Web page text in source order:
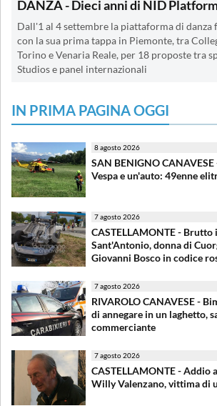
DANZA - Dieci anni di NID
Dall'1 al 4 settembre la piattaforma di danza
con la sua prima tappa in Piemonte, tra
Torino e Venaria Reale, per 18 proposte tra
Studios e panel internazionali
IN PRIMA PAGINA OGGI
8 agosto 2026
SAN BENIGNO
Vespa e un'auto: 49enne
7 agosto 2026
CASTELLAMONTE - Brutto
Sant'Antonio, donna di
Giovanni Bosco in codice
7 agosto 2026
RIVAROLO CANAVESE -
di annegare in un laghetto,
commerciante
7 agosto 2026
CASTELLAMONTE - Addio
Willy Valenzano, vittima di